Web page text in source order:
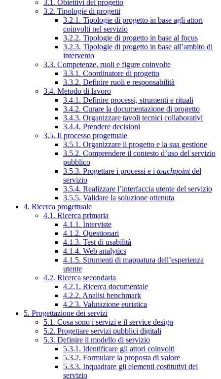
3.1. Obiettivi del progetto
3.2. Tipologie di progetti
3.2.1. Tipologie di progetto in base agli attori
coinvolti nel servizio
3.2.2. Tipologie di progetto in base al focus
3.2.3. Tipologie di progetto in base all’ambito di
intervento
3.3. Competenze, ruoli e figure coinvolte
3.3.1. Coordinatore di progetto
3.3.2. Definire ruoli e responsabilità
3.4. Metodo di lavoro
3.4.1. Definire processi, strumenti e rituali
3.4.2. Curare la documentazione di progetto
3.4.3. Organizzare tavoli tecnici collaborativi
3.4.4. Prendere decisioni
3.5. Il processo progettuale
3.5.1. Organizzare il progetto e la sua gestione
3.5.2. Comprendere il contesto d’uso del servizio
pubblico
3.5.3. Progettare i processi e i touchpointdel
servizio
3.5.4. Realizzare l’interfaccia utente del servizio
3.5.5. Validare la soluzione ottenuta
4. Ricerca progettuale
4.1. Ricerca primaria
4.1.1. Interviste
4.1.2. Questionari
4.1.3. Test di usabilità
4.1.4. Web analytics
4.1.5. Strumenti di mappatura dell’esperienza
utente
4.2. Ricerca secondaria
4.2.1. Ricerca documentale
4.2.2. Analisi benchmark
4.2.3. Valutazione euristica
5. Progettazione dei servizi
5.1. Cosa sono i servizi e il service design
5.2. Progettare servizi pubblici digitali
5.3. Definire il modello di servizio
5.3.1. Identificare gli attori coinvolti
5.3.2. Formulare la proposta di valore
5.3.3. Inquadrare gli elementi costitutivi del
servizio